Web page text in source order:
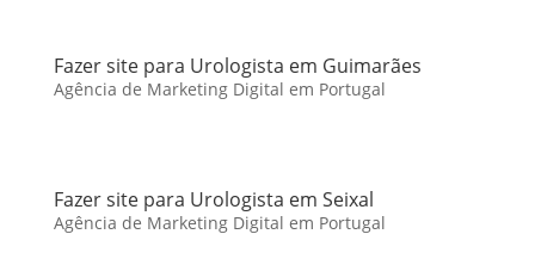
Fazer site para Urologista em Guimarães
Agência de Marketing Digital em Portugal
Fazer site para Urologista em Seixal
Agência de Marketing Digital em Portugal